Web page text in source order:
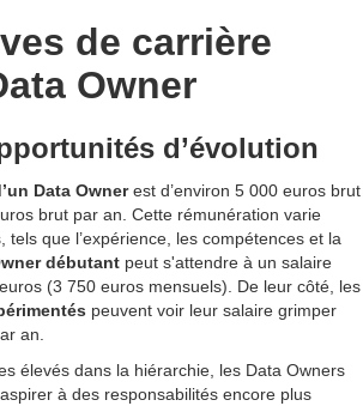
de carrière
Owner
d’évolution
Data Ownerest d’environ 5 000 euros brut
brut par an. Cette rémunération varie
tels que l’expérience, les compétences et la
débutant peut s'attendre à un salaire
(3 750 euros mensuels). De leur côté, les
peuvent voir leur salaire grimper
an.
élevés dans la hiérarchie, les Data Owners
à des responsabilités encore plus